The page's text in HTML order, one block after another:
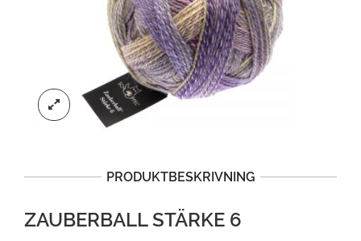
PRODUKTBESKRIVNING
ZAUBERBALL STÄRKE 6